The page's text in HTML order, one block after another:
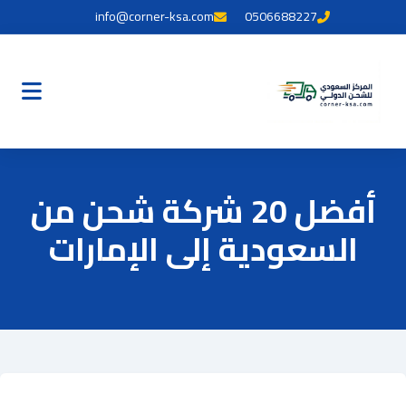
0506688227
info@corner-ksa.com
أفضل 20 شركة شحن من
السعودية إلى الإمارات